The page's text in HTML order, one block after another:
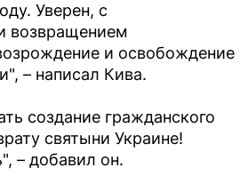
Уверен, с
возвращением
и освобождение
– написал Кива.
создание гражданского
святыни Украине!
– добавил он.